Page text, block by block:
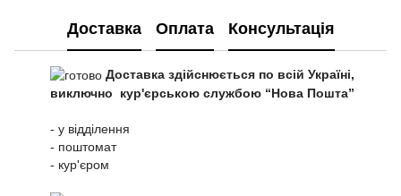
Доставка Оплата Консультація
Доставка здійснюється по всій Україні,
виключно кур'єрською службою “Нова Пошта”
- у відділення
- поштомат
- кур'єром